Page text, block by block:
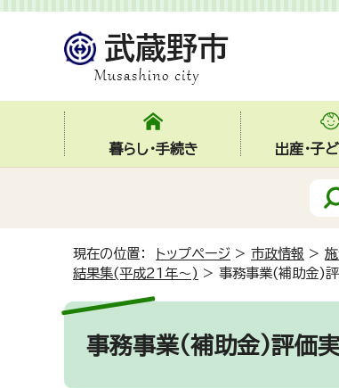
暮らし・手続き 出産・子
現在の位置： トップページ > 市政情報 > 施
結果集(平成21年～) > 事務事業(補助金)
事務事業(補助金)評価